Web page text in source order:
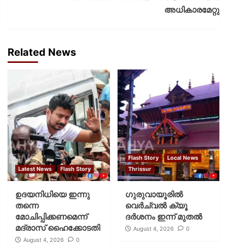
അധികാരമേറ്റു
Related News
Latest News Flash Story
ഉദയനിധിയെ ഇന്നു
തന്നെ
മോചിപ്പിക്കണമെന്ന്
മദ്രാസ് ഹൈക്കോടതി
August 4, 2026 0
Flash Story
Local News
Thrissur
ഗുരുവായൂരില്‍
വെര്‍ച്വല്‍ ക്യൂ
ദര്‍ശനം ഇന്ന് മുതല്‍
August 4, 2026 0